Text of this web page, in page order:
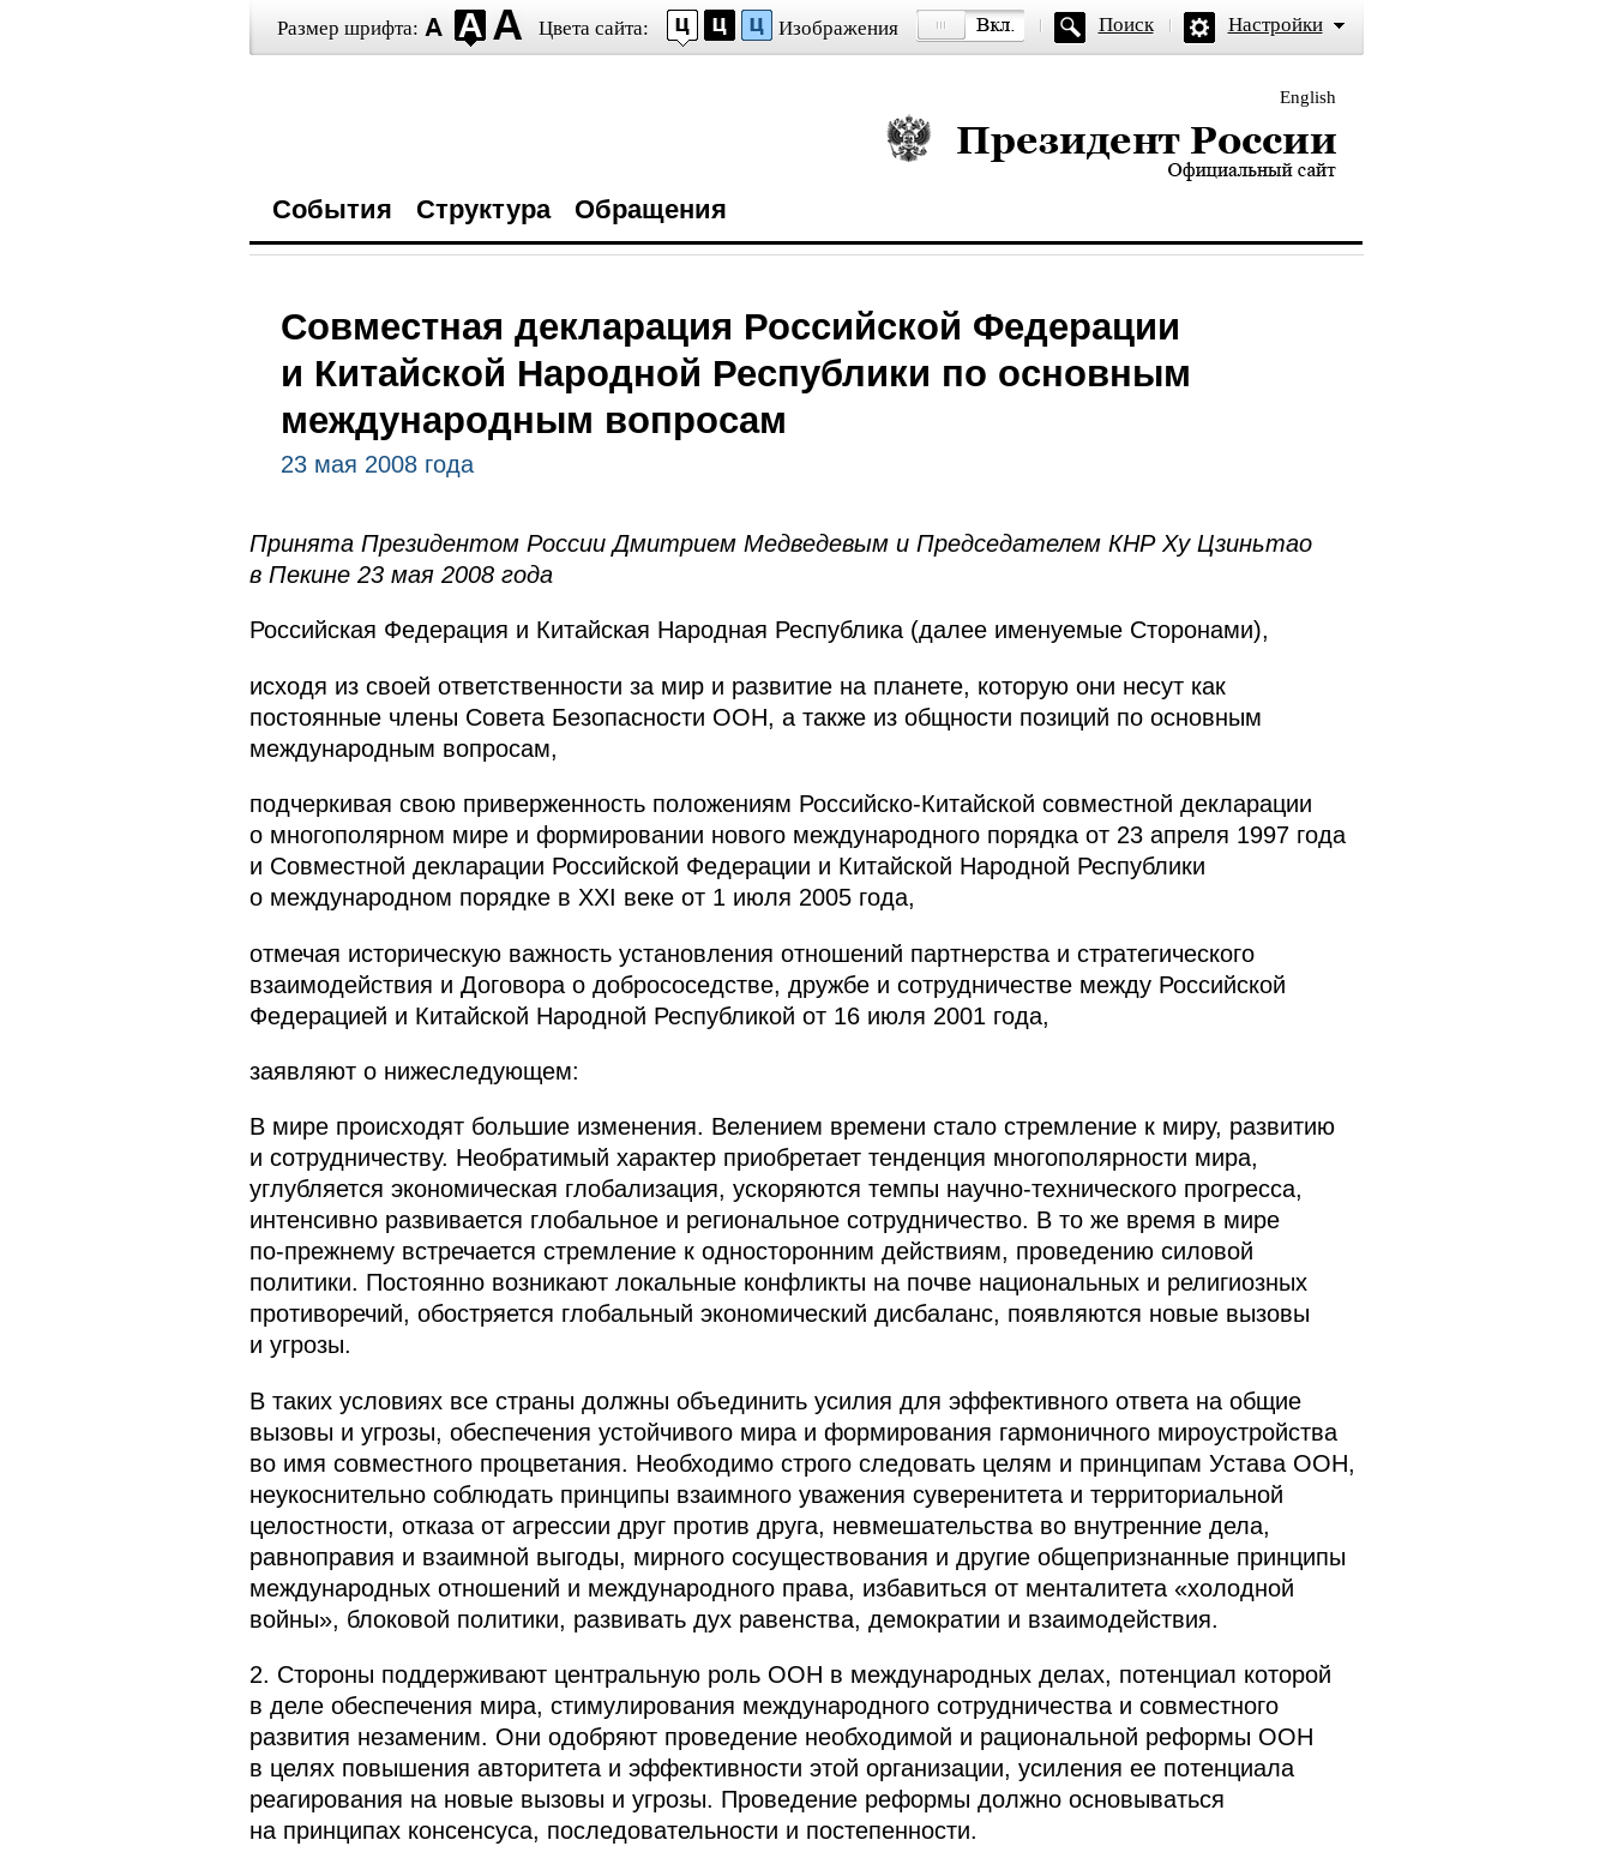
Размер шрифта: Цвета сайта: Изображения Поиск Настройки
English
Президент России — официальный сайт
События Структура Обращения
Совместная декларация Российской Федерации
и Китайской Народной Республики по основным
международным вопросам
23 мая 2008 года
Принята Президентом России Дмитрием Медведевым и Председателем КНР Ху Цзиньтао
в Пекине 23 мая 2008 года
Российская Федерация и Китайская Народная Республика (далее именуемые Сторонами),
исходя из своей ответственности за мир и развитие на планете, которую они несут как
постоянные члены Совета Безопасности ООН, а также из общности позиций по основным
международным вопросам,
подчеркивая свою приверженность положениям Российско-Китайской совместной декларации
о многополярном мире и формировании нового международного порядка от 23 апреля 1997 года
и Совместной декларации Российской Федерации и Китайской Народной Республики
о международном порядке в XXI веке от 1 июля 2005 года,
отмечая историческую важность установления отношений партнерства и стратегического
взаимодействия и Договора о добрососедстве, дружбе и сотрудничестве между Российской
Федерацией и Китайской Народной Республикой от 16 июля 2001 года,
заявляют о нижеследующем:
В мире происходят большие изменения. Велением времени стало стремление к миру, развитию
и сотрудничеству. Необратимый характер приобретает тенденция многополярности мира,
углубляется экономическая глобализация, ускоряются темпы научно-технического прогресса,
интенсивно развивается глобальное и региональное сотрудничество. В то же время в мире
по‑прежнему встречается стремление к односторонним действиям, проведению силовой
политики. Постоянно возникают локальные конфликты на почве национальных и религиозных
противоречий, обостряется глобальный экономический дисбаланс, появляются новые вызовы
и угрозы.
В таких условиях все страны должны объединить усилия для эффективного ответа на общие
вызовы и угрозы, обеспечения устойчивого мира и формирования гармоничного мироустройства
во имя совместного процветания. Необходимо строго следовать целям и принципам Устава ООН,
неукоснительно соблюдать принципы взаимного уважения суверенитета и территориальной
целостности, отказа от агрессии друг против друга, невмешательства во внутренние дела,
равноправия и взаимной выгоды, мирного сосуществования и другие общепризнанные принципы
международных отношений и международного права, избавиться от менталитета «холодной
войны», блоковой политики, развивать дух равенства, демократии и взаимодействия.
2. Стороны поддерживают центральную роль ООН в международных делах, потенциал которой
в деле обеспечения мира, стимулирования международного сотрудничества и совместного
развития незаменим. Они одобряют проведение необходимой и рациональной реформы ООН
в целях повышения авторитета и эффективности этой организации, усиления ее потенциала
реагирования на новые вызовы и угрозы. Проведение реформы должно основываться
на принципах консенсуса, последовательности и постепенности.